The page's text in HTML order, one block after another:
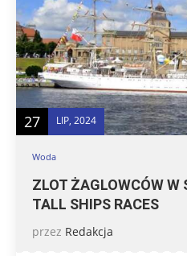
27 LIP, 2024
Woda
ZLOT ŻAGLOWCÓW W
TALL SHIPS RACES
przez Redakcja